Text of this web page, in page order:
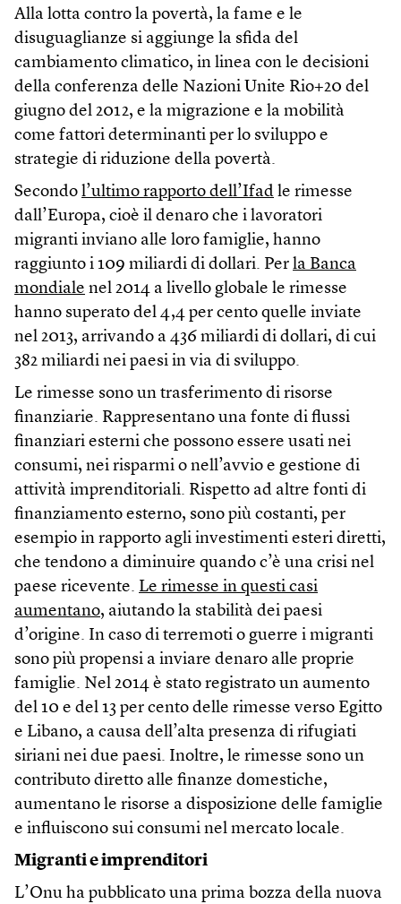
Alla lotta contro la povertà, la fame e le
disuguaglianze si aggiunge la sfida del
cambiamento climatico, in linea con le decisioni
della conferenza delle Nazioni Unite Rio+20 del
giugno del 2012, e la migrazione e la mobilità
come fattori determinanti per lo sviluppo e
strategie di riduzione della povertà.
Secondo l’ultimo rapporto dell’Ifad le rimesse
dall’Europa, cioè il denaro che i lavoratori
migranti inviano alle loro famiglie, hanno
raggiunto i 109 miliardi di dollari. Per la Banca
mondiale nel 2014 a livello globale le rimesse
hanno superato del 4,4 per cento quelle inviate
nel 2013, arrivando a 436 miliardi di dollari, di cui
382 miliardi nei paesi in via di sviluppo.
Le rimesse sono un trasferimento di risorse
finanziarie. Rappresentano una fonte di flussi
finanziari esterni che possono essere usati nei
consumi, nei risparmi o nell’avvio e gestione di
attività imprenditoriali. Rispetto ad altre fonti di
finanziamento esterno, sono più costanti, per
esempio in rapporto agli investimenti esteri diretti,
che tendono a diminuire quando c’è una crisi nel
paese ricevente. Le rimesse in questi casi
aumentano, aiutando la stabilità dei paesi
d’origine. In caso di terremoti o guerre i migranti
sono più propensi a inviare denaro alle proprie
famiglie. Nel 2014 è stato registrato un aumento
del 10 e del 13 per cento delle rimesse verso Egitto
e Libano, a causa dell’alta presenza di rifugiati
siriani nei due paesi. Inoltre, le rimesse sono un
contributo diretto alle finanze domestiche,
aumentano le risorse a disposizione delle famiglie
e influiscono sui consumi nel mercato locale.
Migranti e imprenditori
L’Onu ha pubblicato una prima bozza della nuova